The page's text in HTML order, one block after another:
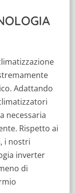
Adattando
necessaria
Rispetto ai
i nostri
inverter
di